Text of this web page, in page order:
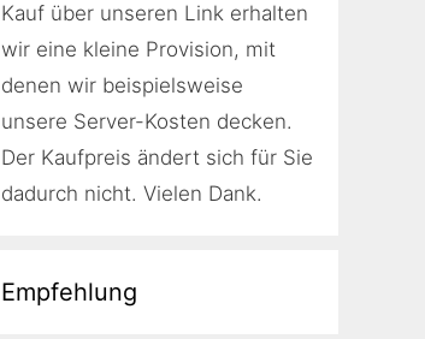
Kauf über unseren Link erhalten
wir eine kleine Provision, mit
denen wir beispielsweise
unsere Server-Kosten decken.
Der Kaufpreis ändert sich für Sie
dadurch nicht. Vielen Dank.
Empfehlung